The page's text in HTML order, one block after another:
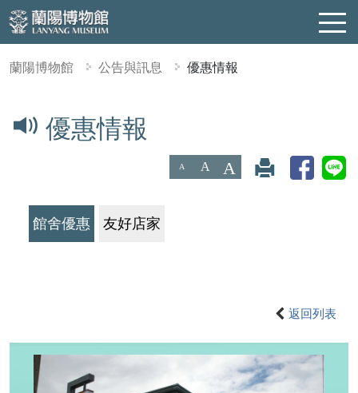
蘭陽博物館 公告與訊息 優惠情報
優惠情報
A A A
館舍優惠 友好店家
返回列表